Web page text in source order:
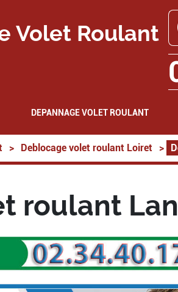
Volet Roulant
DEPANNAGE VOLET ROULANT
> Deblocage volet roulant Loiret >
roulant